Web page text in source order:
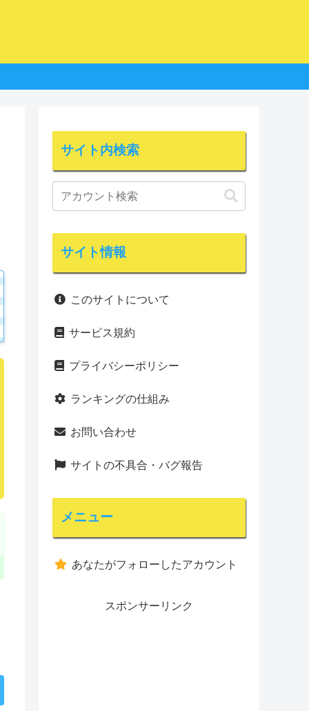
サイト内検索
サイト情報
このサイトについて
サービス規約
プライバシーポリシー
ランキングの仕組み
お問い合わせ
サイトの不具合・バグ報告
メニュー
あなたがフォローしたアカウント
スポンサーリンク